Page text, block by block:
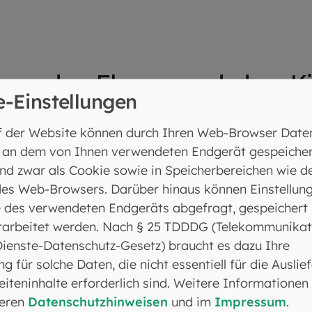
der Fluss und das
Oft ist sie Thema in Familiengottesdiensten
namens Ophorus. Ophorus war größer und
beschloss daher, er wolle nur dem Stärksten und
König. Dieser König freute sich, dass
und Streitigkeiten des Königs reichte es oft
liefen sie weg oder gaben auf.
gern, doch er bemerkte, dass auch der König nicht
Bösen in der Welt, er hatte Angst vor dem
Einstellungen
Website können durch Ihren Web-Browser
dem von Ihnen verwendeten Endgerät
zwar als Cookie sowie in Speicherbereichen wie
Web-Browsers. Darüber hinaus können
des verwendeten Endgeräts abgefragt, gespeichert
werden. Nach § 25 TDDDG
Datenschutz-Gesetz) braucht es dazu Ihre
für solche Daten, die nicht essentiell für die
erforderlich sind. Weitere Informationen
Datenschutzhinweisen und im Impressum.